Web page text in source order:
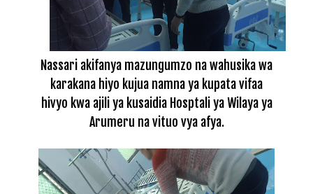
Nassari akifanya mazungumzo na wahusika wa
karakana hiyo kujua namna ya kupata vifaa
hivyo kwa ajili ya kusaidia Hosptali ya Wilaya ya
Arumeru na vituo vya afya.